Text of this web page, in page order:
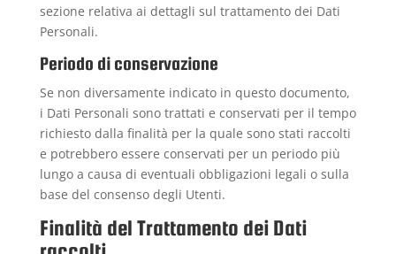
sezione relativa ai dettagli sul trattamento dei Dati
Personali.
Periodo di conservazione
Se non diversamente indicato in questo documento,
i Dati Personali sono trattati e conservati per il tempo
richiesto dalla finalità per la quale sono stati raccolti
e potrebbero essere conservati per un periodo più
lungo a causa di eventuali obbligazioni legali o sulla
base del consenso degli Utenti.
Finalità del Trattamento dei Dati